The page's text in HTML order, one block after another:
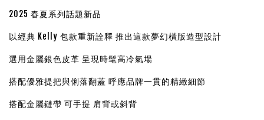
2025 春夏系列話題新品
以經典 Kelly 包款重新詮釋 推出這款夢幻橫版造型設計
選用金屬銀色皮革 呈現時髦高冷氣場
搭配優雅提把與俐落翻蓋 呼應品牌一貫的精緻細節
搭配金屬鏈帶 可手提 肩背或斜背